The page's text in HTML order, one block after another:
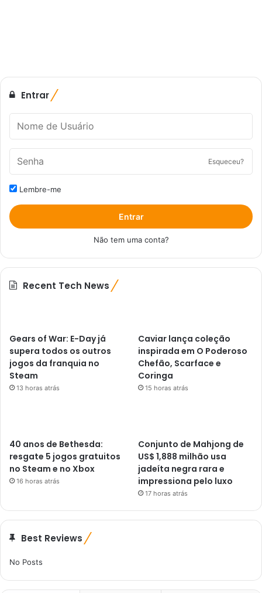
Entrar
Esqueceu?
Lembre-me
Entrar
Não tem uma conta?
Recent Tech News
Gears of War: E-Day já
supera todos os outros
jogos da franquia no
Steam
13 horas atrás
Caviar lança coleção
inspirada em O Poderoso
Chefão, Scarface e
Coringa
15 horas atrás
40 anos de Bethesda:
resgate 5 jogos gratuitos
no Steam e no Xbox
16 horas atrás
Conjunto de Mahjong de
US$ 1,888 milhão usa
jadeíta negra rara e
impressiona pelo luxo
17 horas atrás
Best Reviews
No Posts